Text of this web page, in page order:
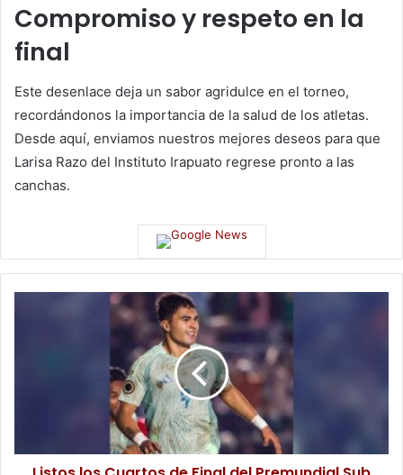
Compromiso y respeto en la
final
Este desenlace deja un sabor agridulce en el torneo,
recordándonos la importancia de la salud de los atletas.
Desde aquí, enviamos nuestros mejores deseos para que
Larisa Razo del Instituto Irapuato regrese pronto a las
canchas.